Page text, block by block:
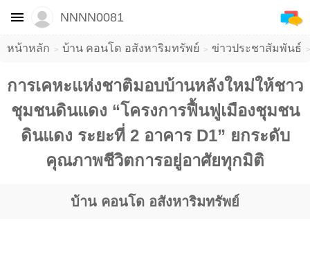
หน้าหลัก บ้าน คอนโด อสังหาริมทรัพย์ ข่าวประชาสัมพันธ์
​การเคหะแห่งชาติมอบบ้านหลังใหม่ให้ชาว
ชุมชนดินแดง “โครงการฟื้นฟูเมืองชุมชน
ดินแดง ระยะที่ 2 อาคาร D1” ยกระดับ
คุณภาพชีวิตการอยู่อาศัยทุกมิติ
บ้าน คอนโด อสังหาริมทรัพย์
NNNN0081